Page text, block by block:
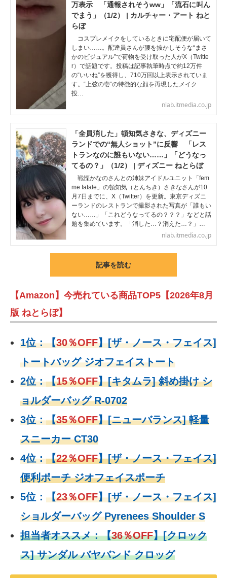
万表示 「通報されそうww」「流石に叫ん
でまう」（1/2） | カルチャー・アート ねと
らぼ
コスプレメイクをしているときに宅配便が届いて
しまい……。配達員さんが腰を抜かしそうな“まさ
かのビジュアル”で荷物を受け取った人がX（Twitte
r）で話題です。投稿は記事執筆時点で約12万件
の“いいね”を獲得し、710万回以上表示されていま
す。“上弦の壱”の特徴的な顔を再現したメイク
投…
nlab.itmedia.co.jp
「全員消した」頓知気さきな、ディズニー
ランドでの“無人ショット”に反響 「レス
トランなのに誰もいない……」「どうなっ
てるの？」（1/2） | ディズニー ねとらぼ
戦慄かなのさんとの姉妹アイドルユニット「fem
me fatale」の頓知気（とんちき）さきなさんが10
月7日までに、X（Twitter）を更新。東京ディズニ
ーランドのレストランで撮影された写真が「誰もい
ない……」「これどうなってるの？？？」などと話
題を集めています。「消した…？消えた…？」…
nlab.itmedia.co.jp
記事を読む
【Amazon】今売れている商品TOP5【2026年8月
版 ねとらぼ】
1位：【30％OFF】[ザ・ノース・フェイス]
トートバッグ ジオフェイストート
2位：【15％OFF】[キタムラ] 斜め掛け シ
ョルダーバッグ R-0702
3位：【35％OFF】[ニューバランス] 軽量
スニーカー CT30
4位：【22％OFF】[ザ・ノース・フェイス]
便利ポーチ ジオフェイスポーチ
5位： 【23％OFF】[ザ・ノース・フェイス]
ショルダーバッグ Pyrenees Shoulder S
担当者オススメ：【36％OFF】[クロック
ス] サンダル バヤバンド クロッグ